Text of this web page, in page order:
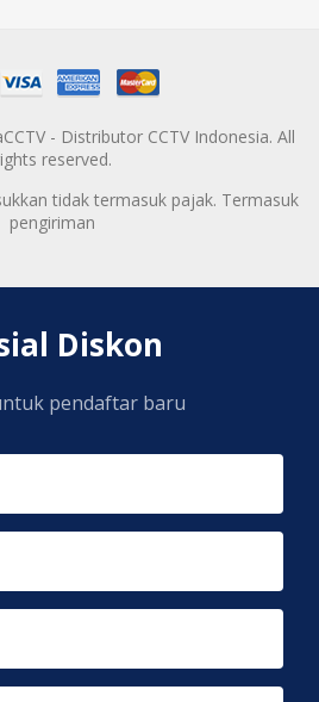
- Distributor CCTV Indonesia. All
reserved.
tidak termasuk pajak. Termasuk
pengiriman
Diskon
pendaftar baru